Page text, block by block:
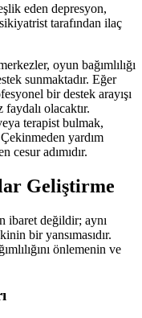
eden depresyon,
tarafından ilaç
oyun bağımlılığı
sunmaktadır. Eğer
bir destek arayışı
faydalı olacaktır.
terapist bulmak,
yardım
cesur adımıdır.
Geliştirme
ibaret değildir; aynı
bir yansımasıdır.
önlemenin ve